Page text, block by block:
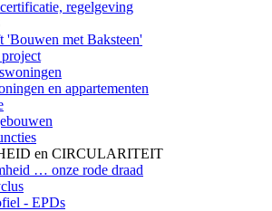
regelgeving
'Bouwen met Baksteen'
en appartementen
en CIRCULARITEIT
… onze rode draad
- EPDs